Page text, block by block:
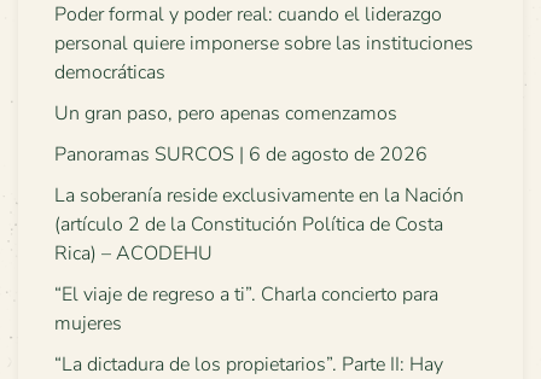
Poder formal y poder real: cuando el liderazgo
personal quiere imponerse sobre las instituciones
democráticas
Un gran paso, pero apenas comenzamos
Panoramas SURCOS | 6 de agosto de 2026
La soberanía reside exclusivamente en la Nación
(artículo 2 de la Constitución Política de Costa
Rica) – ACODEHU
“El viaje de regreso a ti”. Charla concierto para
mujeres
“La dictadura de los propietarios”. Parte II: Hay